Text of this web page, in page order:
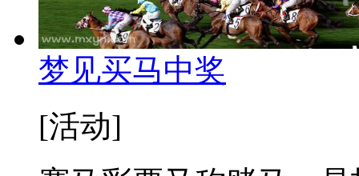
梦见买马中奖
[活动]